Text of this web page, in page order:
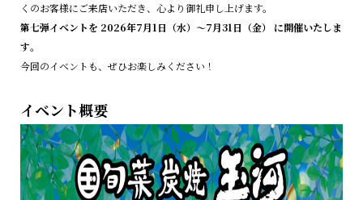
くのお客様にご来店いただき、心より御礼申し上げます。
第七弾イベントを 2026年7月1日（水）〜7月31日（金） に開催いたしま
す。
今回のイベントも、ぜひお楽しみください！
イベント概要